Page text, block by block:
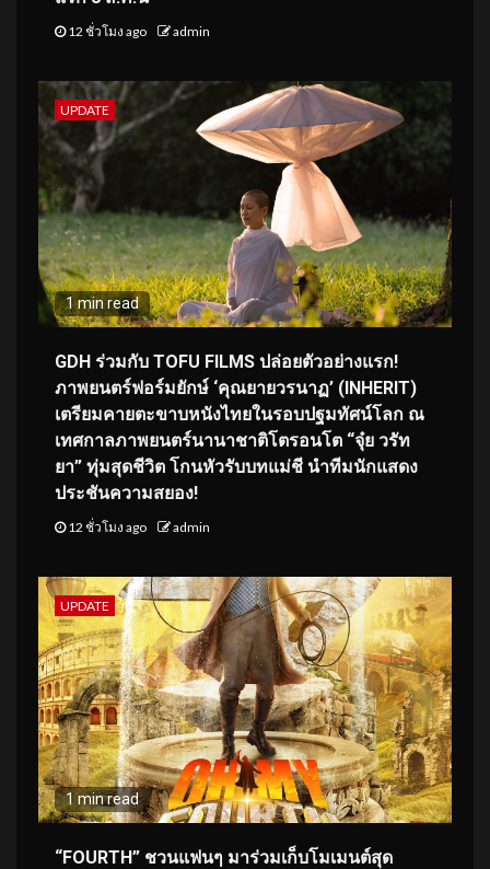
12 ชั่วโมง ago admin
UPDATE
1 min read
GDH ร่วมกับ TOFU FILMS ปล่อยตัวอย่างแรก!
ภาพยนตร์ฟอร์มยักษ์ ‘คุณยายวรนาฏ’ (INHERIT)
เตรียมคายตะขาบหนังไทยในรอบปฐมทัศน์โลก ณ
เทศกาลภาพยนตร์นานาชาติโตรอนโต “จุ๋ย วรัท
ยา” ทุ่มสุดชีวิต โกนหัวรับบทแม่ชี นำทีมนักแสดง
ประชันความสยอง!
12 ชั่วโมง ago admin
UPDATE
1 min read
“FOURTH” ชวนแฟนๆ มาร่วมเก็บโมเมนต์สุด